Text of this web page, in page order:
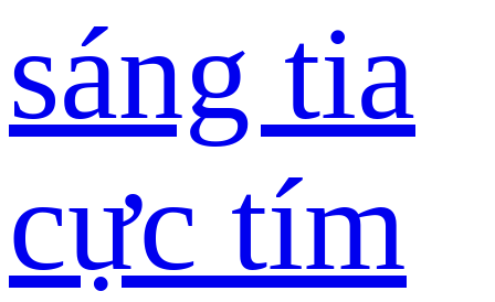
sáng tia
cực tím